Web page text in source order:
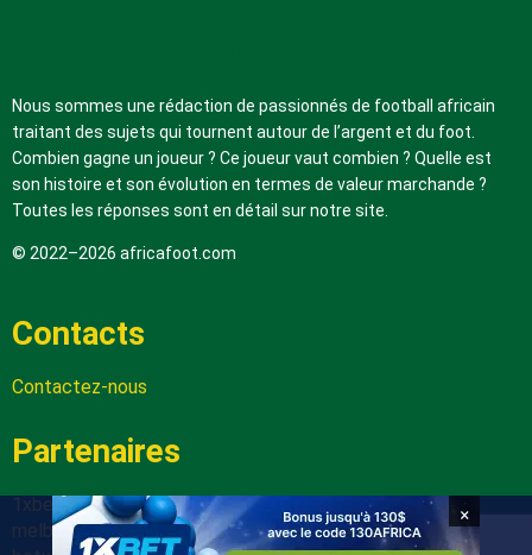
Nous sommes une rédaction de passionnés de football africain
traitant des sujets qui tournent autour de l’argent et du foot.
Combien gagne un joueur ? Ce joueur vaut combien ? Quelle est
son histoire et son évolution en termes de valeur marchande ?
Toutes les réponses sont en détail sur notre site.
© 2022–2026 africafoot.com
Contacts
Contactez-nous
Partenaires
1xbetapk.africafoot.com
melbet.africafoot.com
×